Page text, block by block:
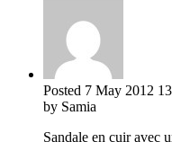
Posted 7 May 2012
by Samia
Sandale en cuir avec